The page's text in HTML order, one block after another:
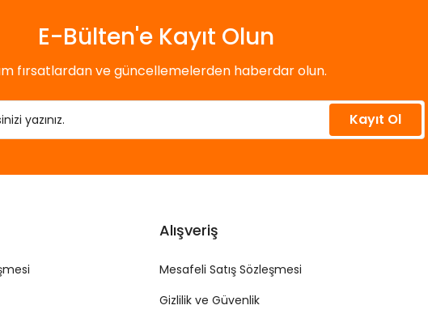
E-Bülten'e Kayıt Olun
fırsatlardan ve güncellemelerden haberdar olun.
Kayıt Ol
Alışveriş
Mesafeli Satış Sözleşmesi
Gizlilik ve Güvenlik